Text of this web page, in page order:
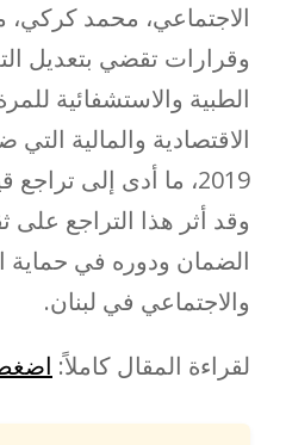
الاجتماعي، محمد كركي،
وقرارات تقضي بتعديل
الطبية والاستشفائية
الاقتصادية والمالية
2019، ما أدى إلى
وقد أثر هذا التراجع على
الضمان ودوره في حماية
والاجتماعي في لبنان.
لقراءة المقال كاملاً: